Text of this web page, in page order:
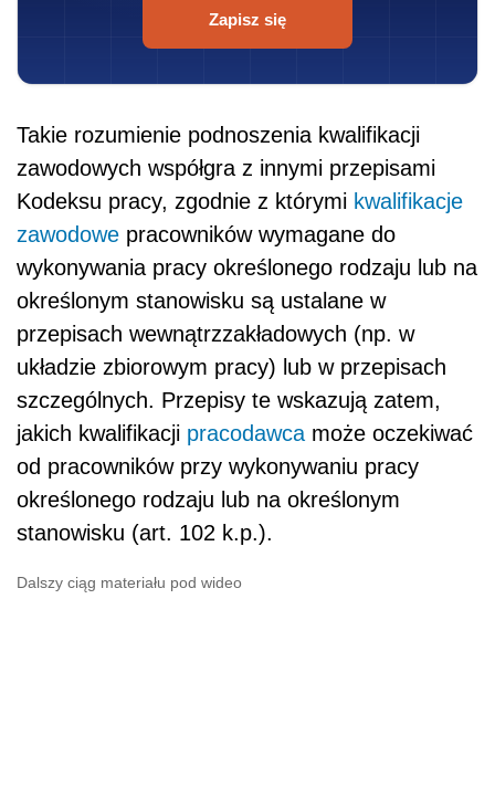
Zapisz się
Takie rozumienie podnoszenia kwalifikacji
zawodowych współgra z innymi przepisami
Kodeksu pracy, zgodnie z którymi kwalifikacje
zawodowe pracowników wymagane do
wykonywania pracy określonego rodzaju lub na
określonym stanowisku są ustalane w
przepisach wewnątrzzakładowych (np. w
układzie zbiorowym pracy) lub w przepisach
szczególnych. Przepisy te wskazują zatem,
jakich kwalifikacji pracodawca może oczekiwać
od pracowników przy wykonywaniu pracy
określonego rodzaju lub na określonym
stanowisku (art. 102 k.p.).
Dalszy ciąg materiału pod wideo